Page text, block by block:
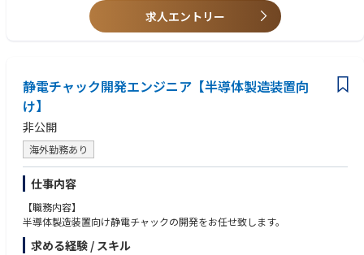
セスや現場で発生する技術的課題の解決を支援します。プロセス障害の診
断・対応に携わり、プロジェクトの円滑な進行を確保します。
求人エントリー
静電チャック開発エンジニア【半導体製造装置向
け】
非公開
海外勤務あり
仕事内容
【職務内容】
半導体製造装置向け静電チャックの開発をお任せ致します。
求める経験 / スキル